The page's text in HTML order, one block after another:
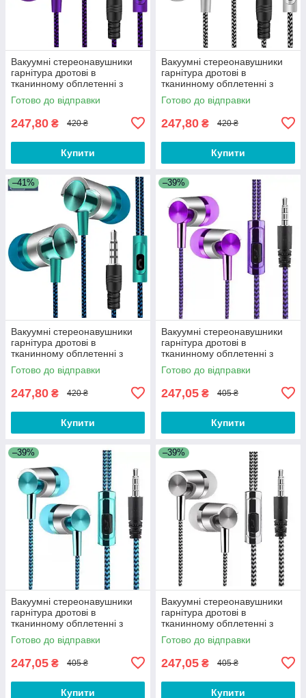
Вакуумні стереонавушники
гарнітура дротові в
тканинному обплетенні з
мікрофоном для телефона
GH343-1D
Готово до відправки
247,80 ₴ 420 ₴
Купити
Вакуумні стереонавушники
гарнітура дротові в
тканинному обплетенні з
мікрофоном для телефона
GH343-3S
Готово до відправки
247,80 ₴ 420 ₴
Купити
–41%
Вакуумні стереонавушники
гарнітура дротові в
тканинному обплетенні з
мікрофоном для телефона
GH343-2F
Готово до відправки
247,80 ₴ 420 ₴
Купити
–39%
Вакуумні стереонавушники
гарнітура дротові в
тканинному обплетенні з
мікрофоном для телефона
GFR90-3
Готово до відправки
247,05 ₴ 405 ₴
Купити
–39%
Вакуумні стереонавушники
гарнітура дротові в
тканинному обплетенні з
мікрофоном для телефона
GFR90-1
Готово до відправки
247,05 ₴ 405 ₴
Купити
–39%
Вакуумні стереонавушники
гарнітура дротові в
тканинному обплетенні з
мікрофоном для телефона
GFR90-2
Готово до відправки
247,05 ₴ 405 ₴
Купити